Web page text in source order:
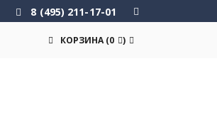
8 (495) 211-17-01
КОРЗИНА (0 )